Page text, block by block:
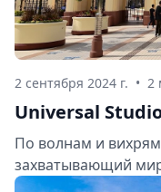
2 сентября 2024 г. • 2
Universal
По волнам и
захватывающий